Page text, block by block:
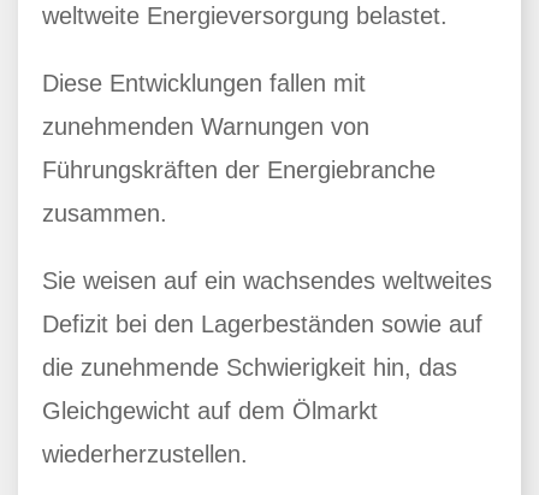
weltweite Energieversorgung belastet.
Diese Entwicklungen fallen mit
zunehmenden Warnungen von
Führungskräften der Energiebranche
zusammen.
Sie weisen auf ein wachsendes weltweites
Defizit bei den Lagerbeständen sowie auf
die zunehmende Schwierigkeit hin, das
Gleichgewicht auf dem Ölmarkt
wiederherzustellen.